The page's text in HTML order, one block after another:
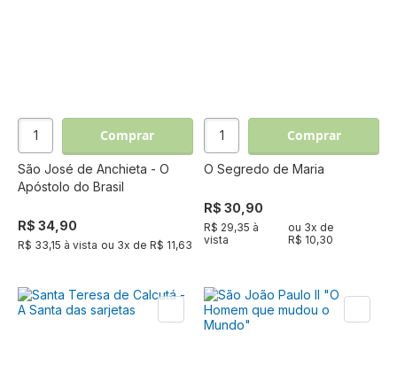
Comprar
São José de Anchieta - O
Apóstolo do Brasil
R$ 34,90
R$ 33,15 à vista ou 3x de R$ 11,63
Comprar
O Segredo de Maria
R$ 30,90
R$ 29,35 à
vista
ou 3x de
R$ 10,30